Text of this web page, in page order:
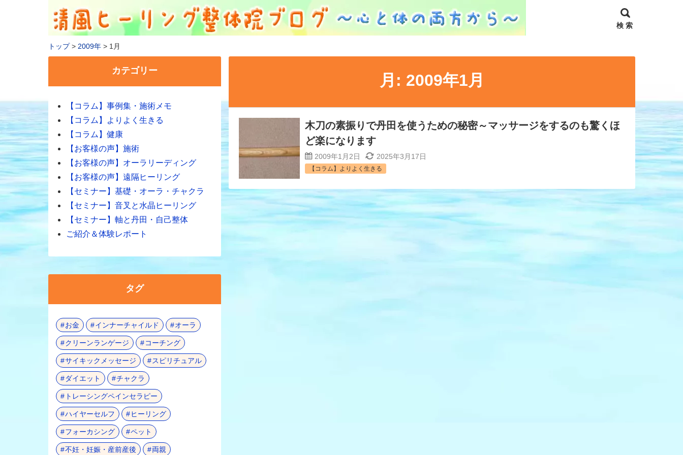
検 索
トップ 2009年 1月
月: 2009年1月
木刀の素振りで丹田を使うための秘密～マッサージをするのも驚くほ
ど楽になります
2009年1月2日 2025年3月17日
【コラム】よりよく生きる
カテゴリー
【コラム】事例集・施術メモ
【コラム】よりよく生きる
【コラム】健康
【お客様の声】施術
【お客様の声】オーラリーディング
【お客様の声】遠隔ヒーリング
【セミナー】基礎・オーラ・チャクラ
【セミナー】音叉と水晶ヒーリング
【セミナー】軸と丹田・自己整体
ご紹介＆体験レポート
タグ
お金 インナーチャイルド オーラ
クリーンランゲージ コーチング
サイキックメッセージ スピリチュアル
ダイエット チャクラ
トレーシングペインセラピー
ハイヤーセルフ ヒーリング
フォーカシング ペット
不妊・妊娠・産前産後 両親